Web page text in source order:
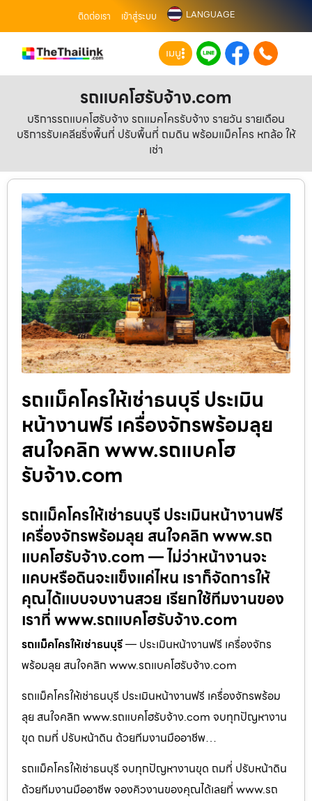
ติดต่อเรา เข้าสู่ระบบ LANGUAGE
เมนู
รถแบคโฮรับจ้าง.com
บริการรถแบคโฮรับจ้าง รถแมคโครรับจ้าง รายวัน รายเดือน
บริการรับเคลียริ่งพื้นที่ ปรับพื้นที่ ถมดิน พร้อมแม็คโคร หกล้อ ให้
เช่า
รถแม็คโครให้เช่าธนบุรี ประเมิน
หน้างานฟรี เครื่องจักรพร้อมลุย
สนใจคลิก www.รถแบคโฮ
รับจ้าง.com
รถแม็คโครให้เช่าธนบุรี ประเมินหน้างานฟรี
เครื่องจักรพร้อมลุย สนใจคลิก www.รถ
แบคโฮรับจ้าง.com — ไม่ว่าหน้างานจะ
แคบหรือดินจะแข็งแค่ไหน เราก็จัดการให้
คุณได้แบบจบงานสวย เรียกใช้ทีมงานของ
เราที่ www.รถแบคโฮรับจ้าง.com
รถแม็คโครให้เช่าธนบุรี— ประเมินหน้างานฟรี เครื่องจักร
พร้อมลุย สนใจคลิก www.รถแบคโฮรับจ้าง.com
รถแม็คโครให้เช่าธนบุรี ประเมินหน้างานฟรี เครื่องจักรพร้อม
ลุย สนใจคลิก www.รถแบคโฮรับจ้าง.com จบทุกปัญหางาน
ขุด ถมที่ ปรับหน้าดิน ด้วยทีมงานมืออาชีพ…
รถแม็คโครให้เช่าธนบุรี จบทุกปัญหางานขุด ถมที่ ปรับหน้าดิน
ด้วยทีมงานมืออาชีพ จองคิวงานของคุณได้เลยที่ www.รถ